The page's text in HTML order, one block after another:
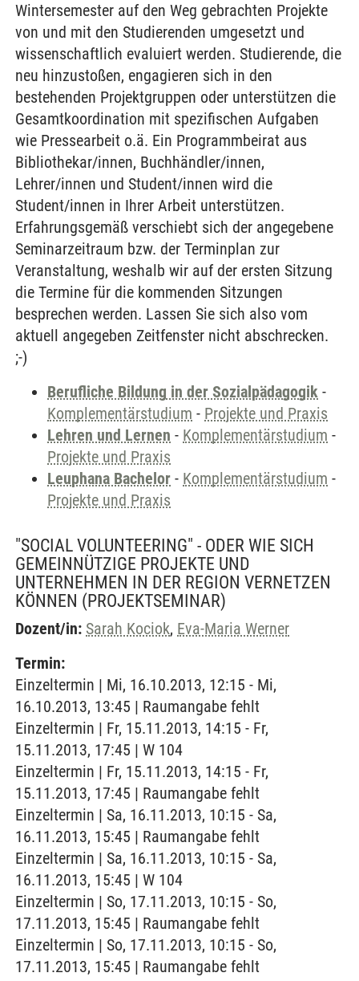
Wintersemester auf den Weg gebrachten Projekte
von und mit den Studierenden umgesetzt und
wissenschaftlich evaluiert werden. Studierende, die
neu hinzustoßen, engagieren sich in den
bestehenden Projektgruppen oder unterstützen die
Gesamtkoordination mit spezifischen Aufgaben
wie Pressearbeit o.ä. Ein Programmbeirat aus
Bibliothekar/innen, Buchhändler/innen,
Lehrer/innen und Student/innen wird die
Student/innen in Ihrer Arbeit unterstützen.
Erfahrungsgemäß verschiebt sich der angegebene
Seminarzeitraum bzw. der Terminplan zur
Veranstaltung, weshalb wir auf der ersten Sitzung
die Termine für die kommenden Sitzungen
besprechen werden. Lassen Sie sich also vom
aktuell angegeben Zeitfenster nicht abschrecken.
;-)
Berufliche Bildung in der Sozialpädagogik -
Komplementärstudium - Projekte und Praxis
Lehren und Lernen - Komplementärstudium -
Projekte und Praxis
Leuphana Bachelor - Komplementärstudium -
Projekte und Praxis
"SOCIAL VOLUNTEERING" - ODER WIE SICH
GEMEINNÜTZIGE PROJEKTE UND
UNTERNEHMEN IN DER REGION VERNETZEN
KÖNNEN (PROJEKTSEMINAR)
Dozent/in: Sarah Kociok, Eva-Maria Werner
Termin:
Einzeltermin | Mi, 16.10.2013, 12:15 - Mi,
16.10.2013, 13:45 | Raumangabe fehlt
Einzeltermin | Fr, 15.11.2013, 14:15 - Fr,
15.11.2013, 17:45 | W 104
Einzeltermin | Fr, 15.11.2013, 14:15 - Fr,
15.11.2013, 17:45 | Raumangabe fehlt
Einzeltermin | Sa, 16.11.2013, 10:15 - Sa,
16.11.2013, 15:45 | Raumangabe fehlt
Einzeltermin | Sa, 16.11.2013, 10:15 - Sa,
16.11.2013, 15:45 | W 104
Einzeltermin | So, 17.11.2013, 10:15 - So,
17.11.2013, 15:45 | Raumangabe fehlt
Einzeltermin | So, 17.11.2013, 10:15 - So,
17.11.2013, 15:45 | Raumangabe fehlt